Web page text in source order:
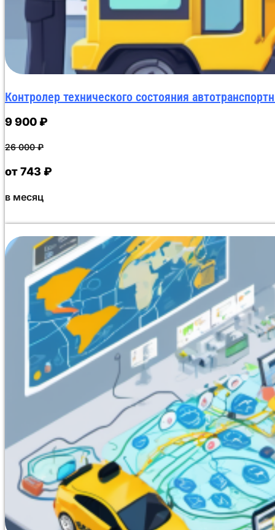
Контролер технического состояния
9 900₽
26 000₽
от 743 ₽
в месяц
Данный курс повышения квалификации объемом 72
выполняющих технические осмотры транспорта при
организовано дистанционно в Донецке. Программа
состоянию автомобилей, методики
спецтехники, а также правила техники
тестирование до 10 вопросов без лимитов по
99% слушателей с первого раза. Никаких защит и
подтверждает, что это наиболее бюджетный вариант
итогам обучения полностью автоматизирована.
Битрикс24, где создаются образовательный
электронной подписью учебного отдела. В течение
зарегистрирован в ФРДО.